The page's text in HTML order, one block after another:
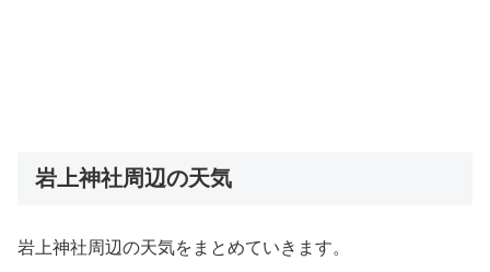
岩上神社周辺の天気
岩上神社周辺の天気をまとめていきます。